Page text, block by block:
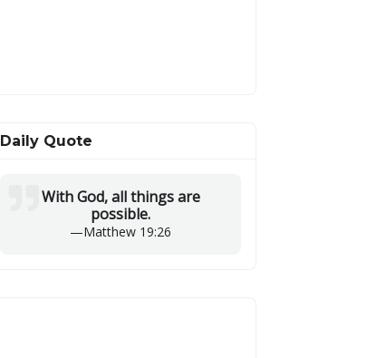
Daily Quote
With God, all things are
possible.
—Matthew 19:26